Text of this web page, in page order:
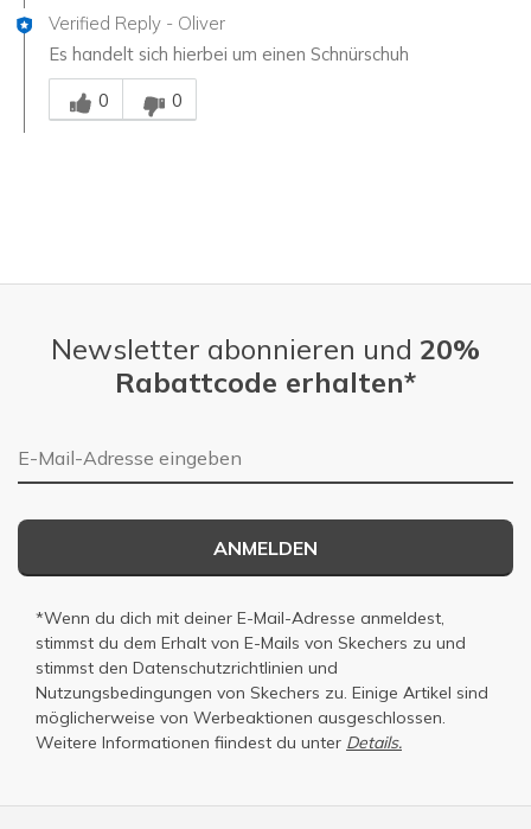
Verified Reply - Oliver
Es handelt sich hierbei um einen Schnürschuh
Mitarbeiter-Gutachter
0
0
Newsletter abonnieren und 20%
Rabattcode erhalten*
E-Mail-Adresse
ANMELDEN
*Wenn du dich mit deiner E-Mail-Adresse anmeldest,
stimmst du dem Erhalt von E-Mails von Skechers zu und
stimmst den Datenschutzrichtlinien und
Nutzungsbedingungen von Skechers zu. Einige Artikel sind
möglicherweise von Werbeaktionen ausgeschlossen.
Weitere Informationen fiindest du unter Details.